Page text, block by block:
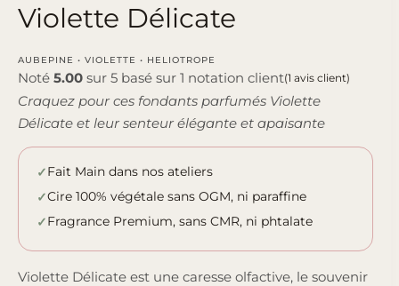
Violette Délicate
AUBEPINE • VIOLETTE • HELIOTROPE
Noté 5.00 sur 5 basé sur 1 notation client(1 avis client)
Craquez pour ces fondants parfumés Violette
Délicate et leur senteur élégante et apaisante
Fait Main dans nos ateliers
Cire 100% végétale sans OGM, ni paraffine
Fragrance Premium, sans CMR, ni phtalate
Violette Délicate est une caresse olfactive, le souvenir